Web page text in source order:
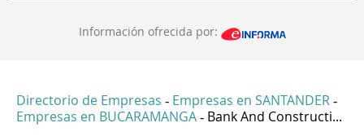
Información ofrecida por:
Directorio de Empresas - Empresas en SANTANDER -
Empresas en BUCARAMANGA - Bank And Constructi...